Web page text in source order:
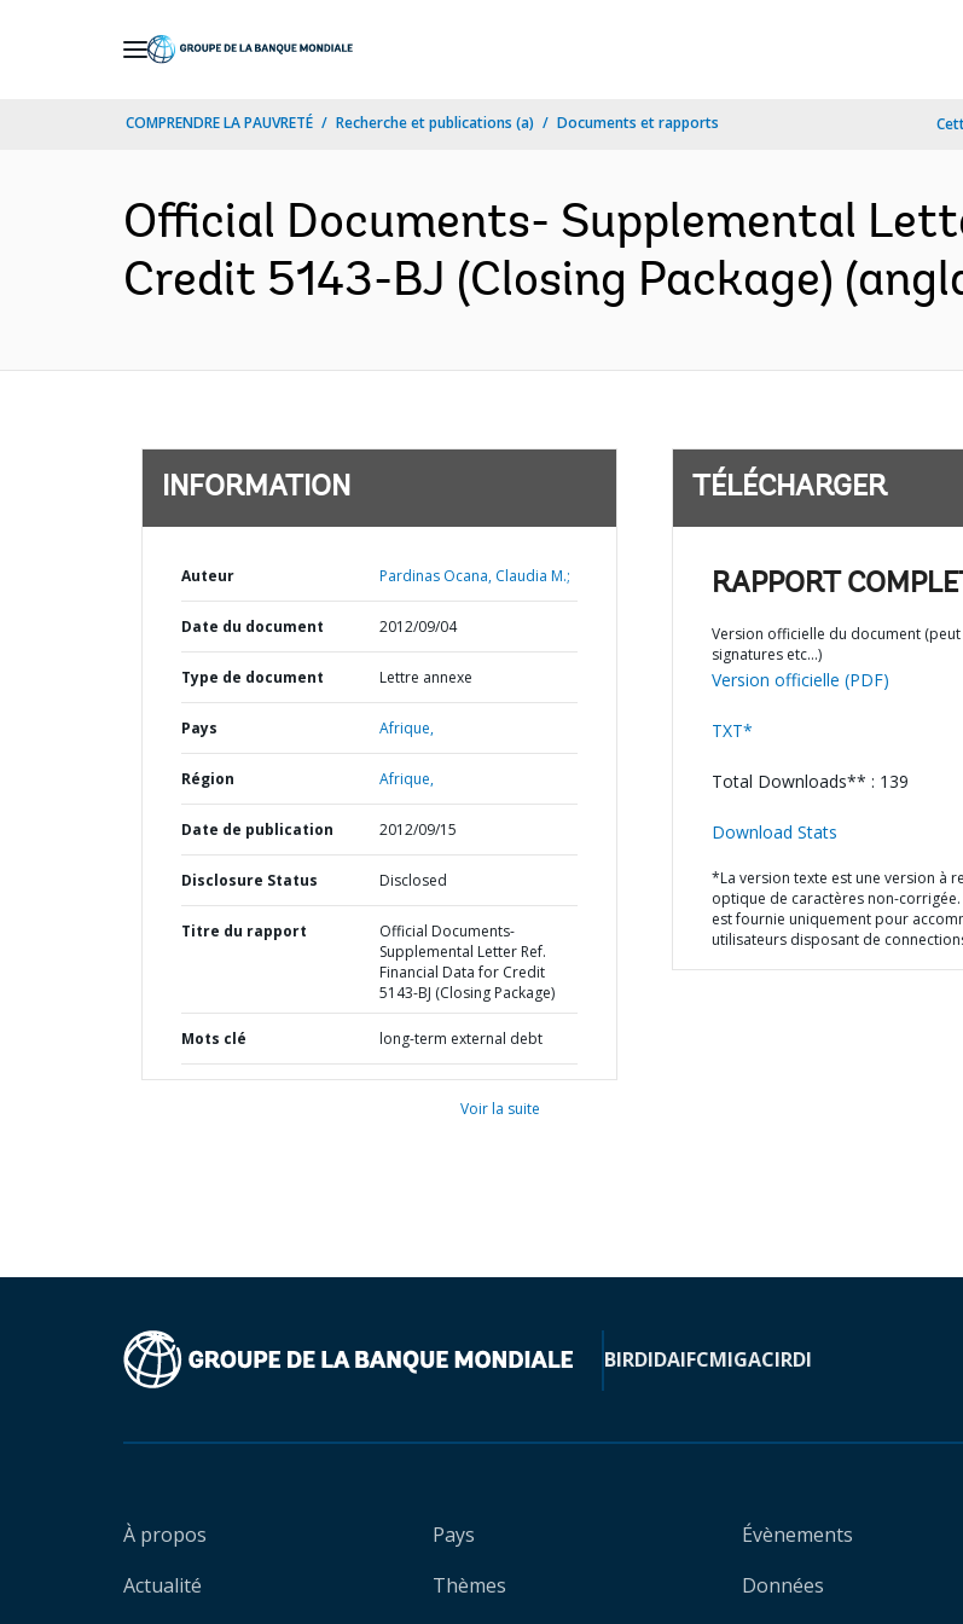
COMPRENDRE LA PAUVRETÉ Recherche et publications (a) Documents et rapports
Official Documents- Supplemental
Credit 5143-BJ (Closing Package)
INFORMATION
Auteur Pardinas Ocana, Claudia M.;
Date du document 2012/09/04
Type de document Lettre annexe
Pays Afrique,
Région Afrique,
Date de publication 2012/09/15
Disclosure Status Disclosed
Titre du rapport
Official Documents-
Supplemental Letter Ref.
Financial Data for Credit
5143-BJ (Closing Package)
Mots clé long-term external debt
Voir la suite
TÉLÉCHARGER
RAPPORT
Version officielle du document
signatures etc…)
Version officielle (PDF)
TXT*
Total Downloads** : 139
Download Stats
*La version texte est une version à
optique de caractères non-
est fournie uniquement pour
utilisateurs disposant de
BIRDIDAIFCMIGACIRDI
À propos
Actualité
Pays
Thèmes
Évènements
Données